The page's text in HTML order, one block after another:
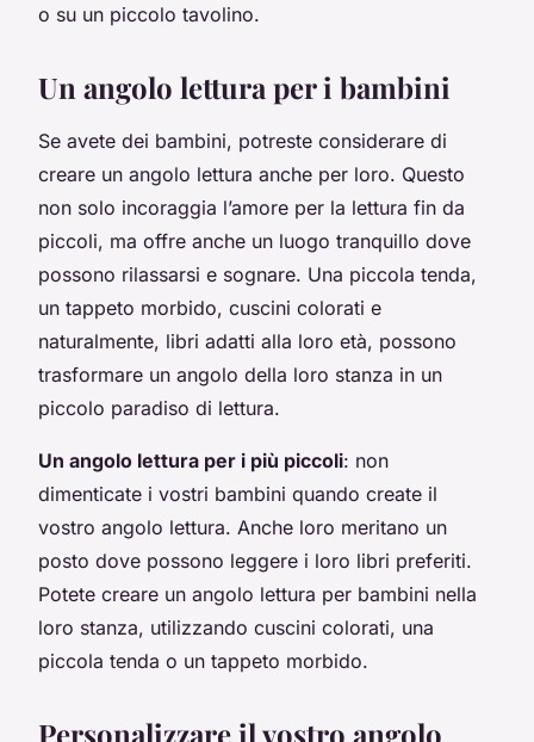
o su un piccolo tavolino.
Un angolo lettura per i bambini
Se avete dei bambini, potreste considerare di
creare un angolo lettura anche per loro. Questo
non solo incoraggia l’amore per la lettura fin da
piccoli, ma offre anche un luogo tranquillo dove
possono rilassarsi e sognare. Una piccola tenda,
un tappeto morbido, cuscini colorati e
naturalmente, libri adatti alla loro età, possono
trasformare un angolo della loro stanza in un
piccolo paradiso di lettura.
Un angolo lettura per i più piccoli: non
dimenticate i vostri bambini quando create il
vostro angolo lettura. Anche loro meritano un
posto dove possono leggere i loro libri preferiti.
Potete creare un angolo lettura per bambini nella
loro stanza, utilizzando cuscini colorati, una
piccola tenda o un tappeto morbido.
Personalizzare il vostro angolo